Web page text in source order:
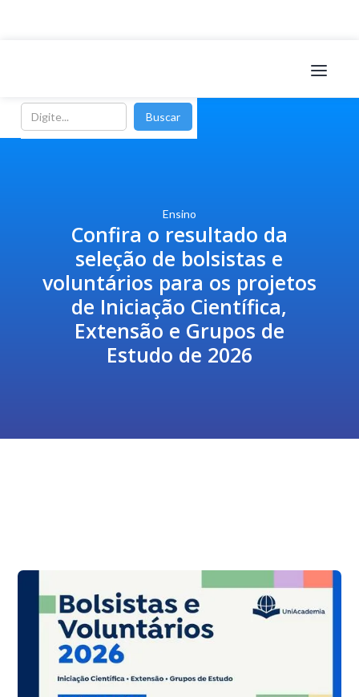
Ensino
Confira o resultado da
seleção de bolsistas e
voluntários para os projetos
de Iniciação Científica,
Extensão e Grupos de
Estudo de 2026